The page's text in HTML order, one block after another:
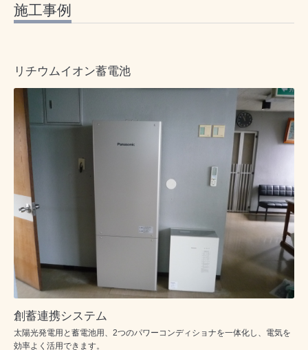
施工事例
リチウムイオン蓄電池
創蓄連携システム
太陽光発電用と蓄電池用、2つのパワーコンディショナを一体化し、電気を
効率よく活用できます。